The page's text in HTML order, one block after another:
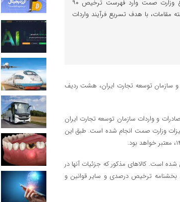
هشت قلم کالای جدید با ابلاغ وزارت صمت وارد فهرست ترخیص ۹۰
مقامات، با هدف تسریع فرآیند واردات
و سازمان توسعه تجارت ایران، هشت ردیف
شماره ۵۸۲۳۴۶۰ مورخ ۱۴۰۴/۵/۲۲ دفتر مقررات صادرات و واردات سازمان توسعه تجارت ایران
ماشین‌آلات و تجهیزات وزارت صمت انجام شده است. طبق این
است. کالاهای مذکور که جزئیات آنها در
۹۰ درصدی با رعایت مفاد بخشنامه ترخیص درصدی و سایر قوانین و